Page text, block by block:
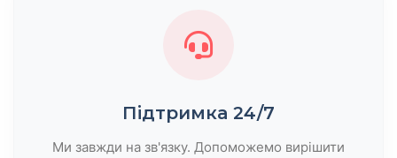
Підтримка 24/7
Ми завжди на зв'язку. Допоможемо вирішити